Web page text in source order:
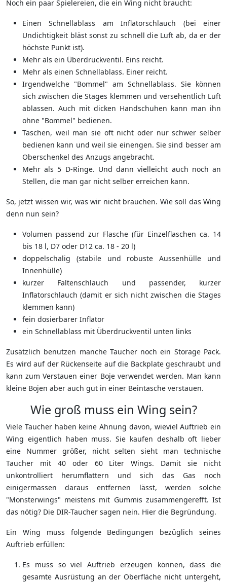
Noch ein paar Spielereien, die ein Wing nicht braucht:
Einen Schnellablass am Inflatorschlauch (bei einer
Undichtigkeit bläst sonst zu schnell die Luft ab, da er der
höchste Punkt ist).
Mehr als ein Überdruckventil. Eins reicht.
Mehr als einen Schnellablass. Einer reicht.
Irgendwelche "Bommel" am Schnellablass. Sie können
sich zwischen die Stages klemmen und versehentlich Luft
ablassen. Auch mit dicken Handschuhen kann man ihn
ohne "Bommel" bedienen.
Taschen, weil man sie oft nicht oder nur schwer selber
bedienen kann und weil sie einengen. Sie sind besser am
Oberschenkel des Anzugs angebracht.
Mehr als 5 D-Ringe. Und dann vielleicht auch noch an
Stellen, die man gar nicht selber erreichen kann.
So, jetzt wissen wir, was wir nicht brauchen. Wie soll das Wing
denn nun sein?
Volumen passend zur Flasche (für Einzelflaschen ca. 14
bis 18 l, D7 oder D12 ca. 18 - 20 l)
doppelschalig (stabile und robuste Aussenhülle und
Innenhülle)
kurzer Faltenschlauch und passender, kurzer
Inflatorschlauch (damit er sich nicht zwischen die Stages
klemmen kann)
fein dosierbarer Inflator
ein Schnellablass mit Überdruckventil unten links
Zusätzlich benutzen manche Taucher noch ein Storage Pack.
Es wird auf der Rückenseite auf die Backplate geschraubt und
kann zum Verstauen einer Boje verwendet werden. Man kann
kleine Bojen aber auch gut in einer Beintasche verstauen.
Wie groß muss ein Wing sein?
Viele Taucher haben keine Ahnung davon, wieviel Auftrieb ein
Wing eigentlich haben muss. Sie kaufen deshalb oft lieber
eine Nummer größer, nicht selten sieht man technische
Taucher mit 40 oder 60 Liter Wings. Damit sie nicht
unkontrolliert herumflattern und sich das Gas noch
einigermassen daraus entfernen lässt, werden solche
"Monsterwings" meistens mit Gummis zusammengerefft. Ist
das nötig? Die DIR-Taucher sagen nein. Hier die Begründung.
Ein Wing muss folgende Bedingungen bezüglich seines
Auftrieb erfüllen:
Es muss so viel Auftrieb erzeugen können, dass die
gesamte Ausrüstung an der Oberfläche nicht untergeht,